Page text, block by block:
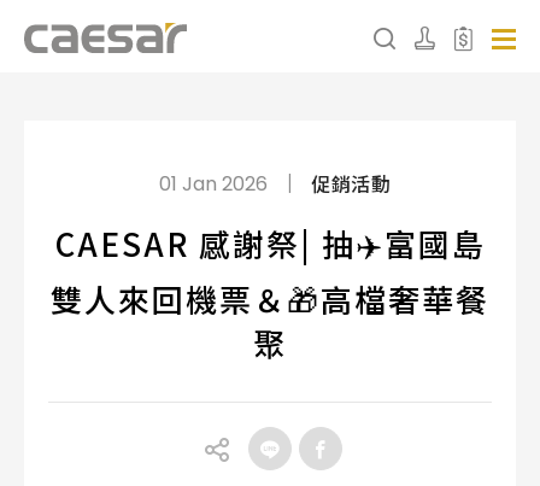
請選擇產品
已下架商品
01 Jan 2026 | 促銷活動
CAESAR 感謝祭| 抽✈️富國島
雙人來回機票＆🎁高檔奢華餐
聚